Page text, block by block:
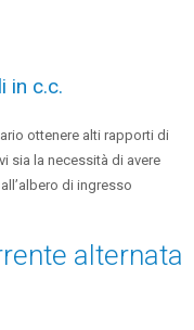
in c.c.
ottenere alti rapporti di
sia la necessità di avere
di ingresso
alternata